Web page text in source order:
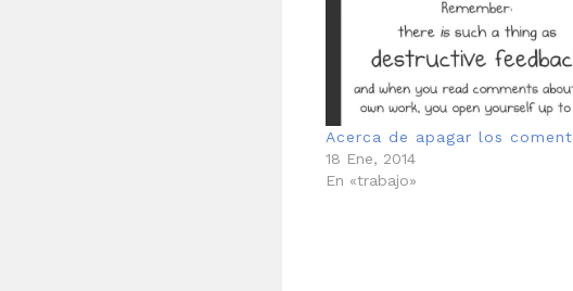
Acerca de apagar los
18 Ene, 2014
En «trabajo»